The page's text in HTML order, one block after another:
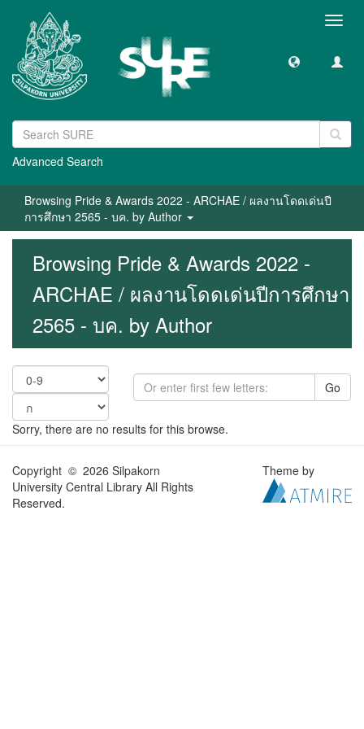
Advanced Search
Browsing Pride & Awards 2022 - ARCHAE / ผลงานโดดเด่นปี
การศึกษา 2565 - บค. by Author
Browsing Pride & Awards 2022 -
ARCHAE / ผลงานโดดเด่นปีการศึกษา
2565 - บค. by Author
Go
Sorry, there are no results for this browse.
Copyright © 2026 Silpakorn
University Central Library All Rights
Reserved.
Theme by